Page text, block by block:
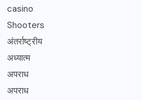
casino
Shooters
अंतर्राष्ट्रीय
अध्यात्म
अपराध
अपराध